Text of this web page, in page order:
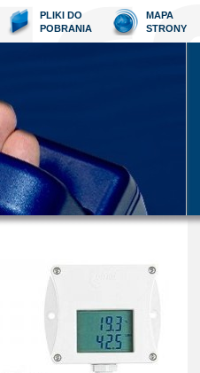
PLIKI DO
POBRANIA
MAPA
STRONY